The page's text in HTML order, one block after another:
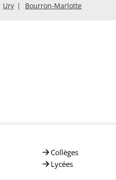
Ury Bourron-Marlotte
Collèges
Lycées